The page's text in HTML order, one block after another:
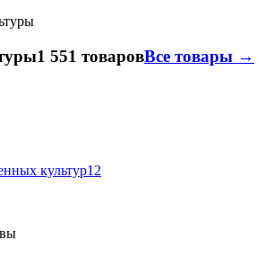
1 551 товаровВсе товары →
культур12